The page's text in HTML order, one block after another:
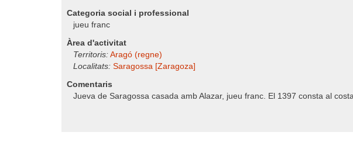
Categoria social i professional
jueu franc
Àrea d'activitat
Territoris: Aragó (regne)
Localitats: Saragossa [Zaragoza]
Comentaris
Jueva de Saragossa casada amb Alazar, jueu franc. El 1397 consta al